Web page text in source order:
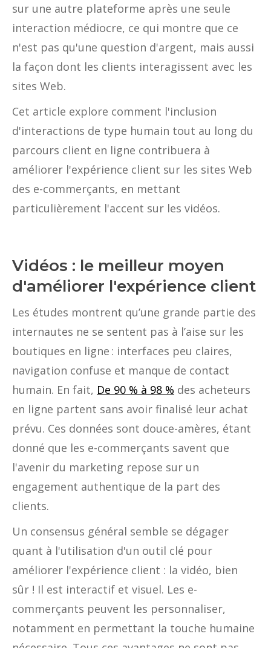
sur une autre plateforme après une seule
interaction médiocre, ce qui montre que ce
n'est pas qu'une question d'argent, mais aussi
la façon dont les clients interagissent avec les
sites Web.
Cet article explore comment l'inclusion
d'interactions de type humain tout au long du
parcours client en ligne contribuera à
améliorer l'expérience client sur les sites Web
des e-commerçants, en mettant
particulièrement l'accent sur les vidéos. ‍
Vidéos : le meilleur moyen
d'améliorer l'expérience client
Les études montrent qu’une grande partie des
internautes ne se sentent pas à l’aise sur les
boutiques en ligne : interfaces peu claires,
navigation confuse et manque de contact
humain. En fait, De 90 % à 98 % des acheteurs
en ligne partent sans avoir finalisé leur achat
prévu. Ces données sont douce-amères, étant
donné que les e-commerçants savent que
l'avenir du marketing repose sur un
engagement authentique de la part des
clients.
Un consensus général semble se dégager
quant à l'utilisation d'un outil clé pour
améliorer l'expérience client : la vidéo, bien
sûr ! Il est interactif et visuel. Les e-
commerçants peuvent les personnaliser,
notamment en permettant la touche humaine